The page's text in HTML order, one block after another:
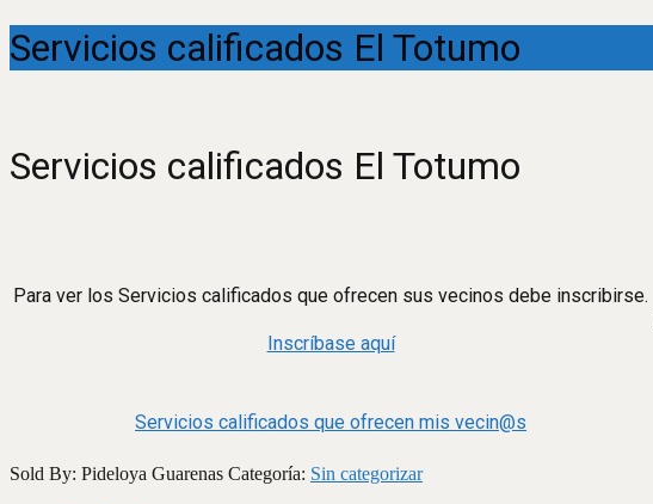
Servicios calificados El Totumo
Servicios calificados El Totumo
Para ver los Servicios calificados que ofrecen sus vecinos debe inscribirse.
Inscríbase aquí
Servicios calificados que ofrecen mis vecin@s
Sold By: Pideloya Guarenas Categoría: Sin categorizar